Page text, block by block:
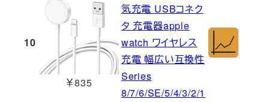
10
￥835
気充電 USBコネク
タ 充電器apple
watch ワイヤレス
充電 幅広い互換性
Series
8/7/6/SE/5/4/3/2/1